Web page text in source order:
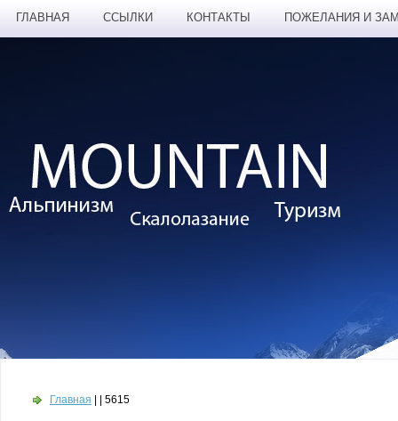
ГЛАВНАЯ ССЫЛКИ КОНТАКТЫ ПОЖЕЛАНИЯ И
Главная | | 5615